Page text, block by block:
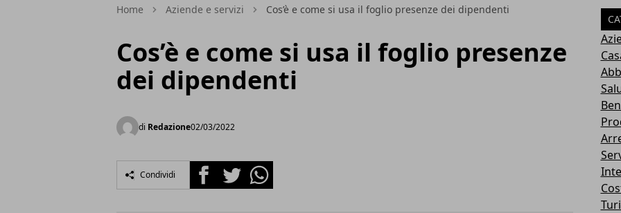
Home Aziende e servizi Cos’è e come si usa il foglio presenze dei dipendenti
Cos’è e come si usa il foglio presenze
dei dipendenti
di Redazione02/03/2022
Condividi FacebookTwitterWhatsapp